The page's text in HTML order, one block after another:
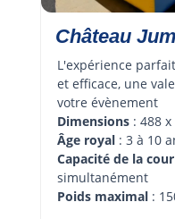
Château
L'expérience
et efficace, une
votre évènement
Dimensions : 488 x
Âge royal : 3 à 10
Capacité de la cour
simultanément
Poids maximal :